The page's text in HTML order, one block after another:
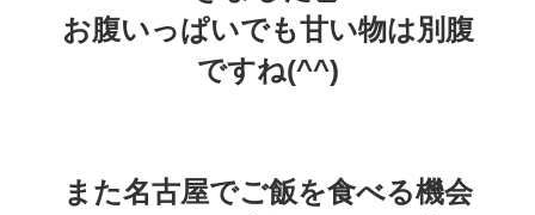
お腹いっぱいでも甘い物は別腹
ですね(^^)
また名古屋でご飯を食べる機会